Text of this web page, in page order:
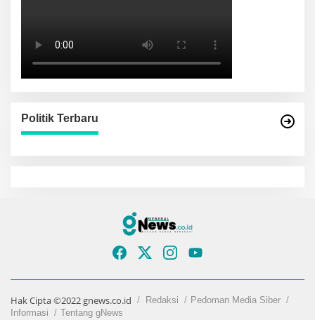
Politik Terbaru
Hak Cipta ©2022 gnews.co.id Redaksi
Pedoman Media Siber
Informasi
Tentang gNews